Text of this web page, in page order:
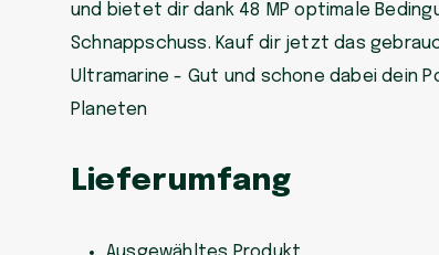
und bietet dir dank 48 MP optimale
Schnappschuss. Kauf dir jetzt das
Ultramarine - Gut und schone dabei dein
Planeten
Lieferumfang